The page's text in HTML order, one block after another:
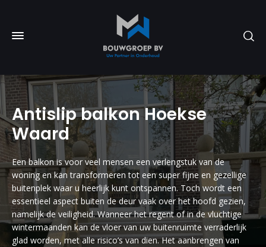
Antislip balkon Hoekse
Waard
Een balkon is voor veel mensen een verlengstuk van de
woning en kan transformeren tot een super fijne en gezellige
buitenplek waar u heerlijk kunt ontspannen. Toch wordt een
essentieel aspect buiten de deur vaak over het hoofd gezien,
namelijk de veiligheid. Wanneer het regent of in de vluchtige
wintermaanden kan de vloer van uw buitenruimte verraderlijk
glad worden, met alle risico’s van dien. Het aanbrengen van